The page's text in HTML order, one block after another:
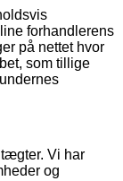
forhandlerens
på nettet hvor
som tillige
Vi har
og